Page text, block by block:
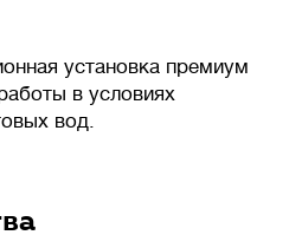
установка премиум
в условиях
вод.